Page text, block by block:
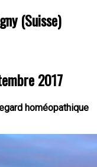
(Suisse)
2017
homéopathique